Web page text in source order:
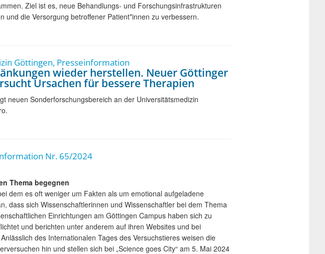
Ziel ist es, neue Behandlungs- und Forschungsinfrastrukturen
und die Versorgung betroffener Patient*innen zu verbessern.
Göttingen, Presseinformation
wieder herstellen. Neuer Göttinger
Ursachen für bessere Therapien
neuen Sonderforschungsbereich an der Universitätsmedizin
Nr. 65/2024
Thema begegnen
dem es oft weniger um Fakten als um emotional aufgeladene
dass sich Wissenschaftlerinnen und Wissenschaftler bei dem Thema
Einrichtungen am Göttingen Campus haben sich zu
und berichten unter anderem auf ihren Websites und bei
des Internationalen Tages des Versuchstieres weisen die
hin und stellen sich bei „Science goes City“ am 5. Mai 2024